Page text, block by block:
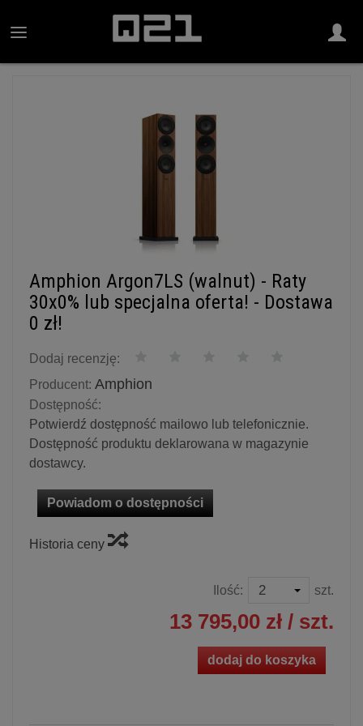
Amphion Argon7LS (walnut) - Raty
30x0% lub specjalna oferta! - Dostawa
0 zł!
Dodaj recenzję:
Producent: Amphion
Dostępność:
Potwierdź dostępność mailowo lub telefonicznie.
Dostępność produktu deklarowana w magazynie
dostawcy.
Powiadom o dostępności
Historia ceny
Ilość: szt.
13 795,00 zł / szt.
dodaj do koszyka